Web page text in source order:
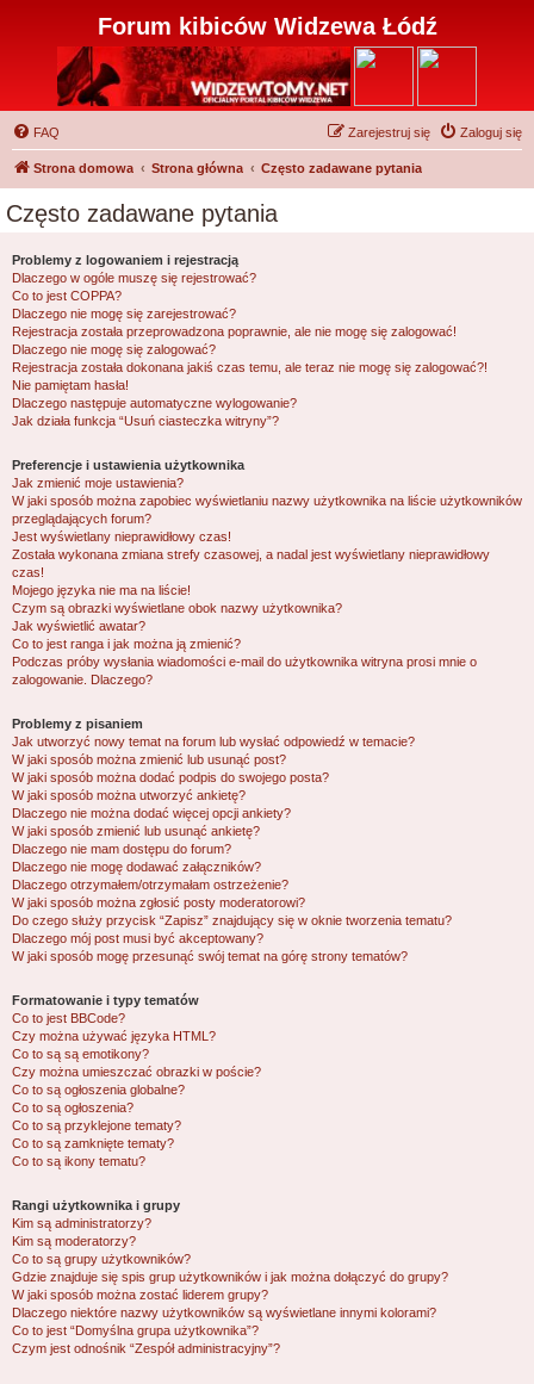
Forum kibiców Widzewa Łódź
FAQ Zaloguj się
Zarejestruj się
Strona domowa Strona główna Często zadawane pytania
Często zadawane pytania
Problemy z logowaniem i rejestracją
Dlaczego w ogóle muszę się rejestrować?
Co to jest COPPA?
Dlaczego nie mogę się zarejestrować?
Rejestracja została przeprowadzona poprawnie, ale nie mogę się zalogować!
Dlaczego nie mogę się zalogować?
Rejestracja została dokonana jakiś czas temu, ale teraz nie mogę się zalogować?!
Nie pamiętam hasła!
Dlaczego następuje automatyczne wylogowanie?
Jak działa funkcja “Usuń ciasteczka witryny”?
Preferencje i ustawienia użytkownika
Jak zmienić moje ustawienia?
W jaki sposób można zapobiec wyświetlaniu nazwy użytkownika na liście użytkowników
przeglądających forum?
Jest wyświetlany nieprawidłowy czas!
Została wykonana zmiana strefy czasowej, a nadal jest wyświetlany nieprawidłowy
czas!
Mojego języka nie ma na liście!
Czym są obrazki wyświetlane obok nazwy użytkownika?
Jak wyświetlić awatar?
Co to jest ranga i jak można ją zmienić?
Podczas próby wysłania wiadomości e-mail do użytkownika witryna prosi mnie o
zalogowanie. Dlaczego?
Problemy z pisaniem
Jak utworzyć nowy temat na forum lub wysłać odpowiedź w temacie?
W jaki sposób można zmienić lub usunąć post?
W jaki sposób można dodać podpis do swojego posta?
W jaki sposób można utworzyć ankietę?
Dlaczego nie można dodać więcej opcji ankiety?
W jaki sposób zmienić lub usunąć ankietę?
Dlaczego nie mam dostępu do forum?
Dlaczego nie mogę dodawać załączników?
Dlaczego otrzymałem/otrzymałam ostrzeżenie?
W jaki sposób można zgłosić posty moderatorowi?
Do czego służy przycisk “Zapisz” znajdujący się w oknie tworzenia tematu?
Dlaczego mój post musi być akceptowany?
W jaki sposób mogę przesunąć swój temat na górę strony tematów?
Formatowanie i typy tematów
Co to jest BBCode?
Czy można używać języka HTML?
Co to są są emotikony?
Czy można umieszczać obrazki w poście?
Co to są ogłoszenia globalne?
Co to są ogłoszenia?
Co to są przyklejone tematy?
Co to są zamknięte tematy?
Co to są ikony tematu?
Rangi użytkownika i grupy
Kim są administratorzy?
Kim są moderatorzy?
Co to są grupy użytkowników?
Gdzie znajduje się spis grup użytkowników i jak można dołączyć do grupy?
W jaki sposób można zostać liderem grupy?
Dlaczego niektóre nazwy użytkowników są wyświetlane innymi kolorami?
Co to jest “Domyślna grupa użytkownika”?
Czym jest odnośnik “Zespół administracyjny”?